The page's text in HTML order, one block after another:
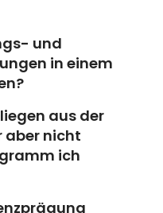
und
in einem
aus der
aber nicht
ich